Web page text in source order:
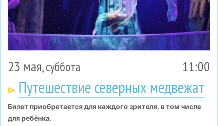
23 мая, суббота 11:00
0+ Путешествие северных медвежат
Билет приобретается для каждого зрителя, в том числе
для ребёнка.